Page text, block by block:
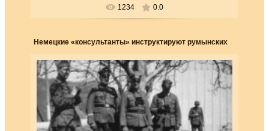
1234 0.0
Немецкие «консультанты» инструктируют румынских
во
25.03.2018